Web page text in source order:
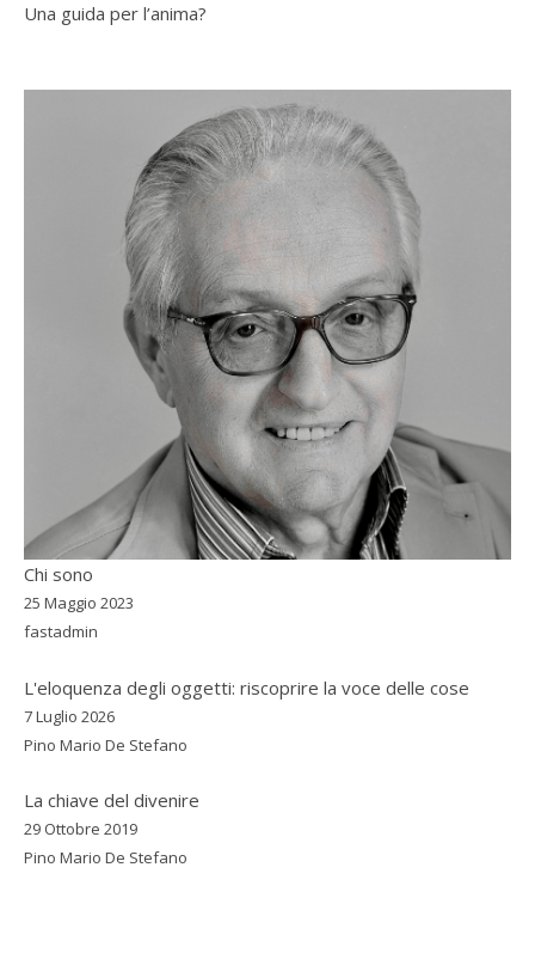
Una guida per l’anima?
Chi sono
25 Maggio 2023
fastadmin
L'eloquenza degli oggetti: riscoprire la voce delle cose
7 Luglio 2026
Pino Mario De Stefano
La chiave del divenire
29 Ottobre 2019
Pino Mario De Stefano